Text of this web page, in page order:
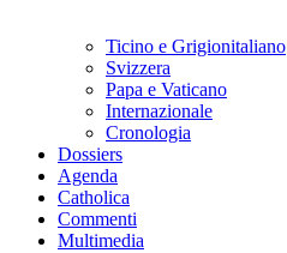
Ticino e Grigionitaliano
Svizzera
Papa e Vaticano
Internazionale
Cronologia
Dossiers
Agenda
Catholica
Commenti
Multimedia